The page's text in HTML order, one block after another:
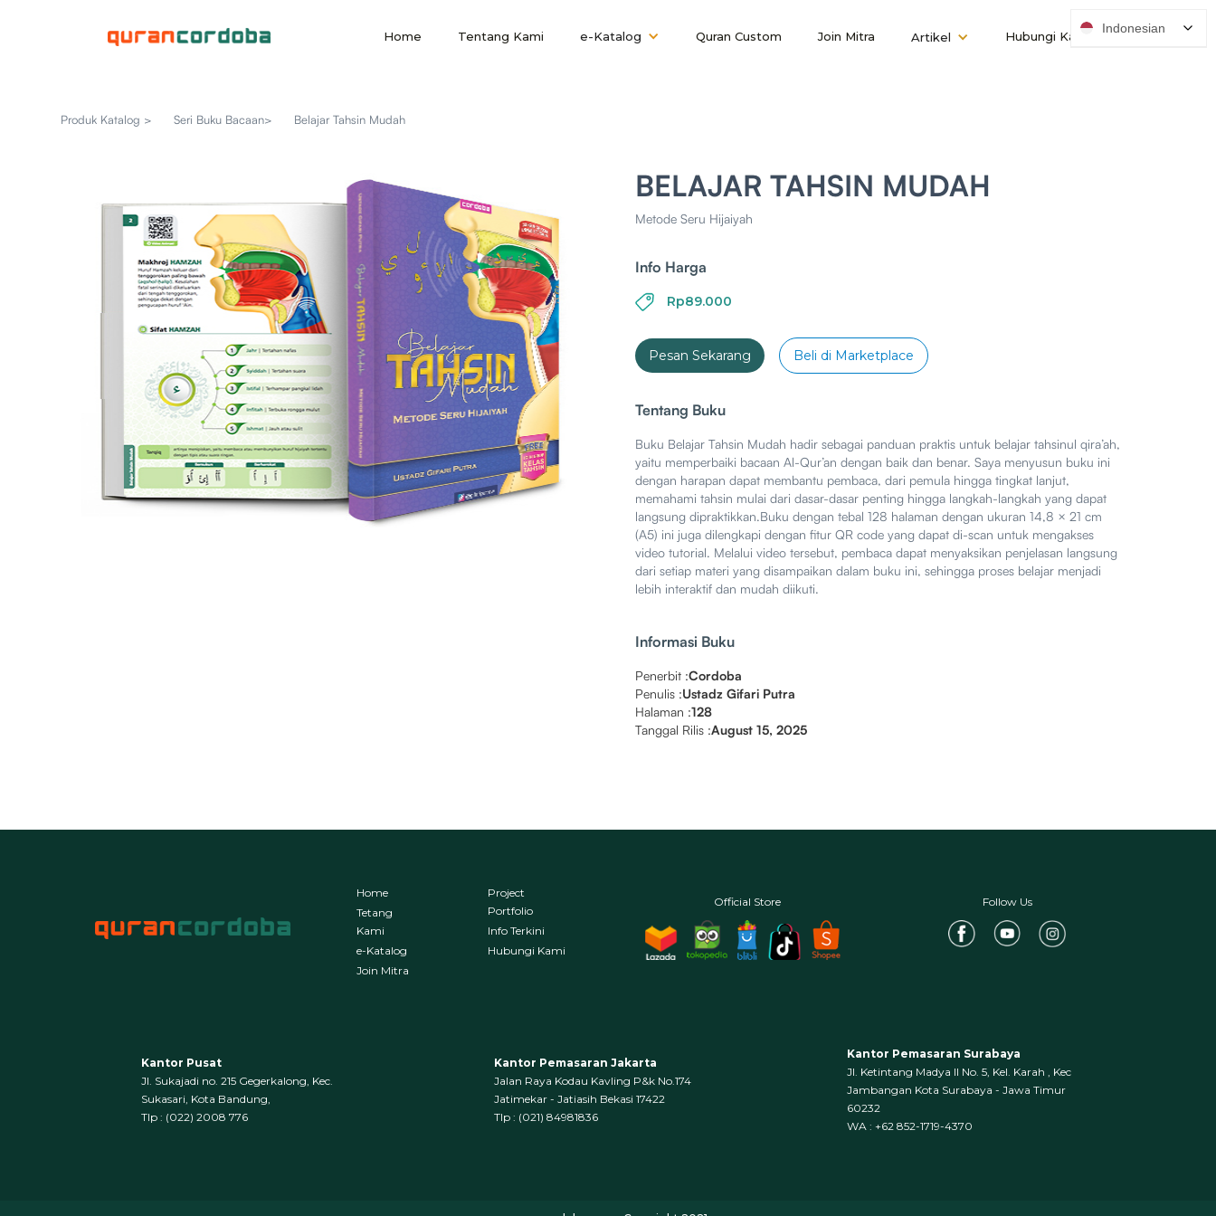
Home Tentang Kami e-Katalog Quran Custom Join Mitra Artikel Hubungi Kami
Produk Katalog > Seri Buku Bacaan> Belajar Tahsin Mudah
BELAJAR TAHSIN MUDAH
Metode Seru Hijaiyah
Info Harga
Rp89.000
Pesan Sekarang Beli di Marketplace
Tentang Buku
Buku Belajar Tahsin Mudah hadir sebagai panduan praktis untuk belajar tahsinul qira’ah,
yaitu memperbaiki bacaan Al-Qur’an dengan baik dan benar. Saya menyusun buku ini
dengan harapan dapat membantu pembaca, dari pemula hingga tingkat lanjut,
memahami tahsin mulai dari dasar-dasar penting hingga langkah-langkah yang dapat
langsung dipraktikkan.Buku dengan tebal 128 halaman dengan ukuran 14,8 × 21 cm
(A5) ini juga dilengkapi dengan fitur QR code yang dapat di-scan untuk mengakses
video tutorial. Melalui video tersebut, pembaca dapat menyaksikan penjelasan langsung
dari setiap materi yang disampaikan dalam buku ini, sehingga proses belajar menjadi
lebih interaktif dan mudah diikuti.
Informasi Buku
Penerbit :Cordoba
Penulis :Ustadz Gifari Putra
Halaman :128
Tanggal Rilis :August 15, 2025
Home
Tetang
Kami
e-Katalog
Join Mitra
Project
Portfolio
Info Terkini
Hubungi Kami
Official Store Follow Us
Kantor Pusat
Jl. Sukajadi no. 215 Gegerkalong, Kec.
Sukasari, Kota Bandung,
‍Tlp : (022) 2008 776
Kantor Pemasaran Jakarta
Jalan Raya Kodau Kavling P&k No.174
Jatimekar - Jatiasih Bekasi 17422
Tlp : (021) 84981836
Kantor Pemasaran Surabaya
Jl. Ketintang Madya II No. 5, Kel. Karah , Kec
Jambangan Kota Surabaya - Jawa Timur
60232
WA : +62 852-1719-4370
Indonesian